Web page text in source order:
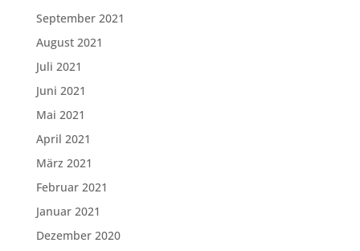
September 2021
August 2021
Juli 2021
Juni 2021
Mai 2021
April 2021
März 2021
Februar 2021
Januar 2021
Dezember 2020